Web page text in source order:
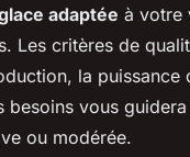
adaptée à votre
Les critères de
la puissance
besoins vous
ou modérée.